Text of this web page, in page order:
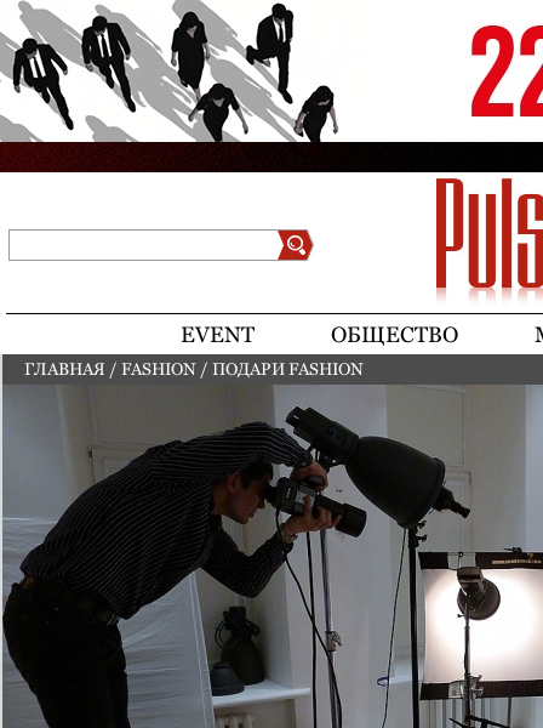
Jump to navigation
EVENT ОБЩЕСТВО
ГЛАВНАЯ / FASHION / ПОДАРИ FASHION